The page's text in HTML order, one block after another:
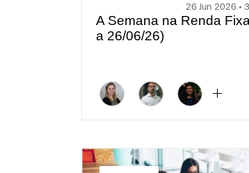
26 Jun 2026 •
A Semana na Renda
a 26/06/26)